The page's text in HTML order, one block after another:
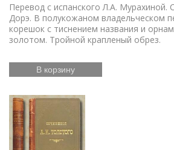
Перевод с испанского Л.А. Мурахиной.
Дорэ. В полукожаном владельческом
корешок с тиснением названия и
золотом. Тройной крапленый обрез.
В корзину